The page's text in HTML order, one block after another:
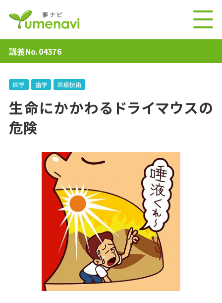
講義No.04376
医学 歯学 医療技術
生命にかかわるドライマウスの
危険